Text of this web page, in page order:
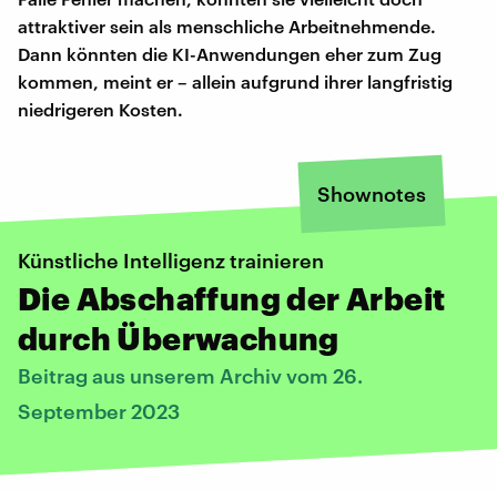
attraktiver sein als menschliche Arbeitnehmende.
Dann könnten die KI-Anwendungen eher zum Zug
kommen, meint er – allein aufgrund ihrer langfristig
niedrigeren Kosten.
Shownotes
Künstliche Intelligenz trainieren
Die Abschaffung der Arbeit
durch Überwachung
Beitrag aus unserem Archiv vom 26.
September 2023